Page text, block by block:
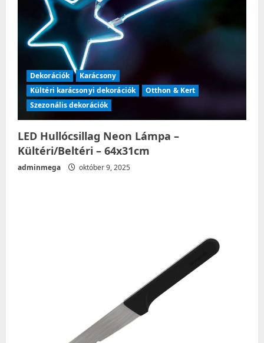
Dekorációk
Karácsony
Kültéri karácsonyi dekorációk
Otthon & Kert
Szezonális dekorációk
LED Hullócsillag Neon Lámpa –
Kültéri/Beltéri – 64x31cm
adminmega október 9, 2025